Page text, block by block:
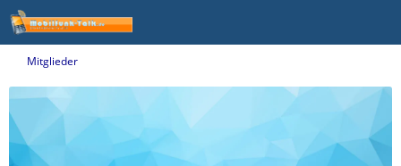
Mitglieder